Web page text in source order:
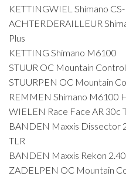
KETTINGWIEL Shimano
ACHTERDERAILLEUR
Plus
KETTING Shimano M6100
STUUR OC Mountain
STUURPEN OC Mountain
REMMEN Shimano M6100
WIELEN Race Face AR 30c
BANDEN Maxxis Dissector
TLR
BANDEN Maxxis Rekon
ZADELPEN OC Mountain